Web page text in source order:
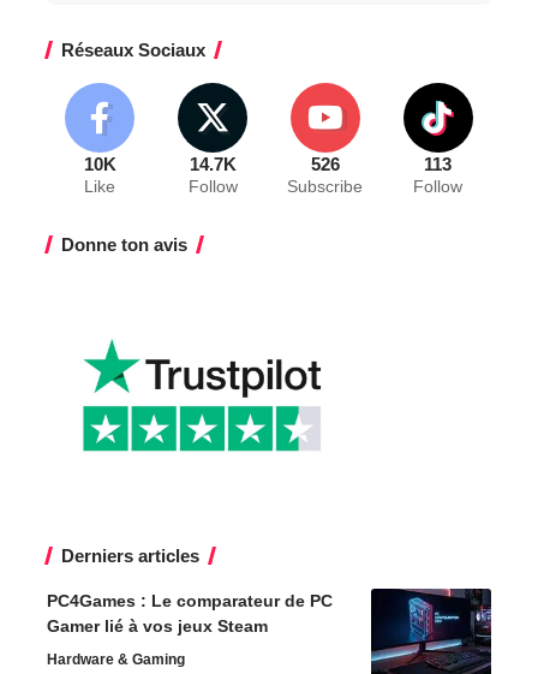
Réseaux Sociaux
10K
Like
14.7K
Follow
526
Subscribe
113
Follow
Donne ton avis
Derniers articles
PC4Games : Le comparateur de PC
Gamer lié à vos jeux Steam
Hardware & Gaming